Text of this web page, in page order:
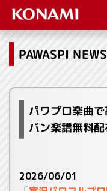
PAWASPI NEWS
パワプロ楽曲
バン楽譜無料
2026/06/01